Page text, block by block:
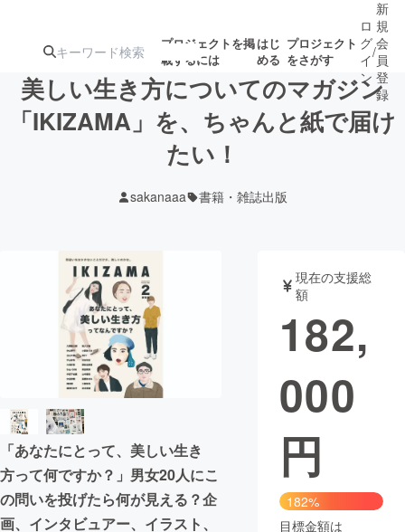
プロジェクトを掲
載するには
はじ
める
プロジェクト
をさがす
注目の新着プロ 募集終了が近いプ
テクノロジー・ガジェット
映像・映画 書籍・雑誌
ビジネス・起業 チャレンジ
まちづくり・地域活性化
CAMPFIRE for Social Good
CAMPFIRE Creation
CAMPFIREふるさと納税
コミュニティ
ロ
グ
イ
ン
/
新
規
会
員
登
録
美しい生き方についてのマガジン
「IKIZAMA」を、ちゃんと紙で届け
たい！
sakanaaa 書籍・雑誌出版
「あなたにとって、美しい生き
方って何ですか？」男女20人にこ
の問いを投げたら何が見える？企
画、インタビュアー、イラスト、
現在の支援総
額
182,
000
円
182%
目標金額は